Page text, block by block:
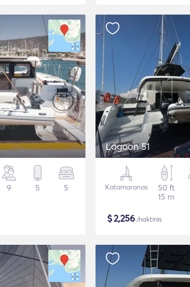
9 5 5
Lagoon 51
Katamaranas
50 ft
15 m
$2,256/naktinis